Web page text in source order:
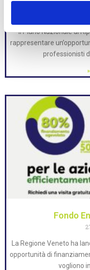
Il Piano Nazionale di
rappresentare
professionisti
Fondo
La Regione Veneto ha
opportunità di
vogliono